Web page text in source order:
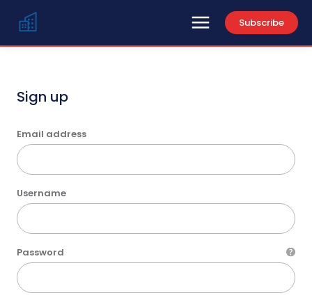
Subscribe
Sign up
Email address
Username
Password